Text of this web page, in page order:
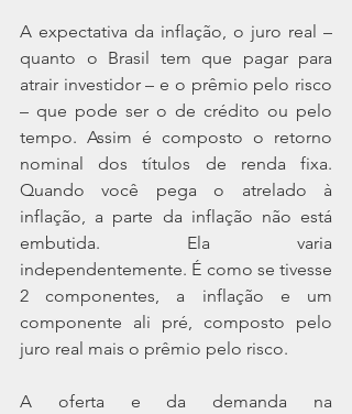
A expectativa da inflação, o juro real –
quanto o Brasil tem que pagar para
atrair investidor – e o prêmio pelo risco
– que pode ser o de crédito ou pelo
tempo. Assim é composto o retorno
nominal dos títulos de renda fixa.
Quando você pega o atrelado à
inflação, a parte da inflação não está
embutida. Ela varia
independentemente. É como se tivesse
2 componentes, a inflação e um
componente ali pré, composto pelo
juro real mais o prêmio pelo risco.
A oferta e da demanda na